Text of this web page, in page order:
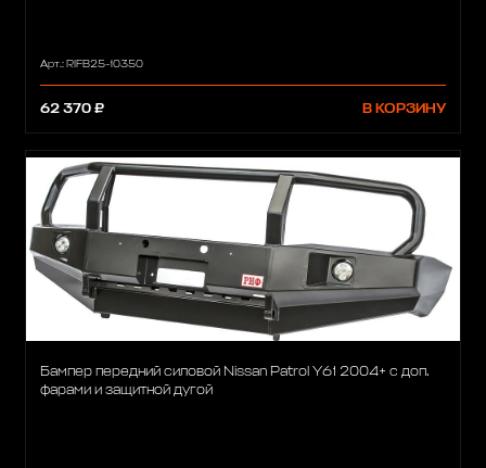
Арт.: RIFB25-10350
62 370 ₽ В КОРЗИНУ
Бампер передний силовой Nissan Patrol Y61 2004+ с доп.
фарами и защитной дугой